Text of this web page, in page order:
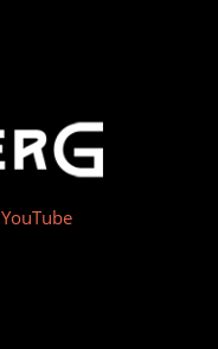
YouTube